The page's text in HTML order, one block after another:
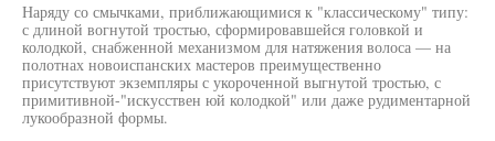
Наряду со смычками, приближающимися к "классическому" типу:
с длиной вогнутой тростью, сформировавшейся головкой и
колодкой, снабженной механизмом для натяжения волоса — на
полотнах новоиспанских мастеров преимущественно
присутствуют экземпляры с укороченной выгнутой тростью, с
примитивной-"искусствен юй колодкой" или даже рудиментарной
лукообразной формы.